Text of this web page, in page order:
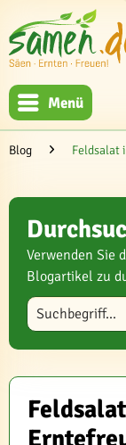
Menü
Blog Feldsalat
Verwenden Sie
Blogartikel zu
Blog durchsuchen